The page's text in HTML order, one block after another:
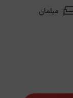
مبلمان